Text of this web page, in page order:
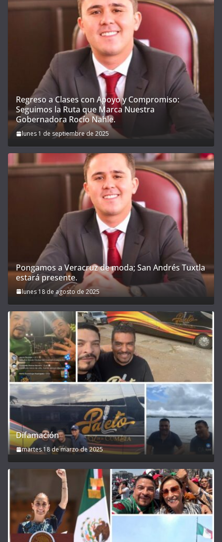
Regreso a Clases con Apoyo y Compromiso:
Seguimos la Ruta que Marca Nuestra
Gobernadora Rocío Nahle.
lunes 1 de septiembre de 2025
Pongamos a Veracruz de moda; San Andrés Tuxtla
estará presente.
lunes 18 de agosto de 2025
Difamación
martes 18 de marzo de 2025